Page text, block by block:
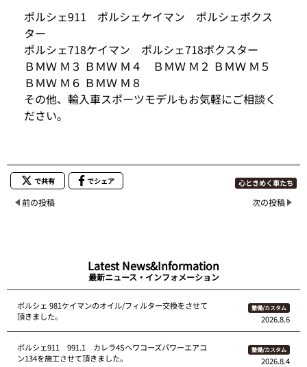
ポルシェ911 ポルシェケイマン ポルシェボクス
ター
ポルシェ718ケイマン ポルシェ718ボクスター
ＢＭＷ Ｍ３ ＢＭＷ Ｍ４ ＢＭＷ Ｍ２ ＢＭＷ Ｍ５
ＢＭＷ Ｍ６ ＢＭＷ Ｍ８
その他、輸入車スポーツモデルもお気軽にご相談く
ださい。
で共有 でシェア 心ときめく車たち
前の投稿 次の投稿
Latest News&Information
最新ニュース・インフォメーション
ポルシェ 981ケイマンのオイル/フィルター交換をさせて
頂きました。
整備/カスタム
2026.8.6
ポルシェ911 991.1 カレラ4Sへワコーズパワーエアコ
ン134を施工させて頂きました。
整備/カスタム
2026.8.4